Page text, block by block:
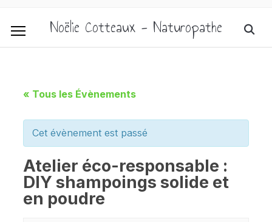
Noëlie Cotteaux - Naturopathe
« Tous les Évènements
Cet évènement est passé
Atelier éco-responsable :
DIY shampoings solide et
en poudre